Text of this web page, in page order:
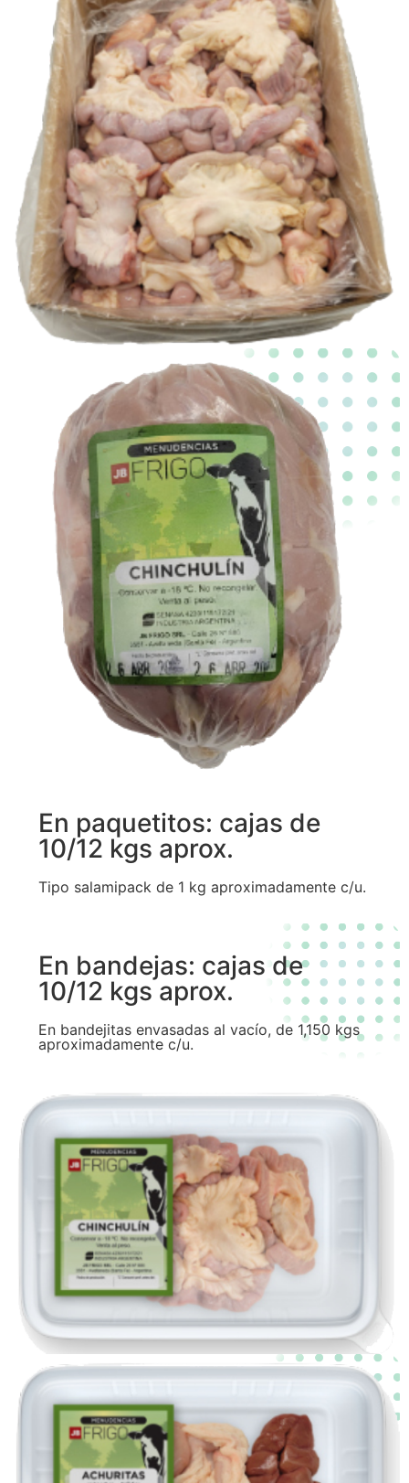
En paquetitos: cajas de
10/12 kgs aprox.
Tipo salamipack de 1 kg aproximadamente c/u.
En bandejas: cajas de
10/12 kgs aprox.
En bandejitas envasadas al vacío, de 1,150 kgs
aproximadamente c/u.